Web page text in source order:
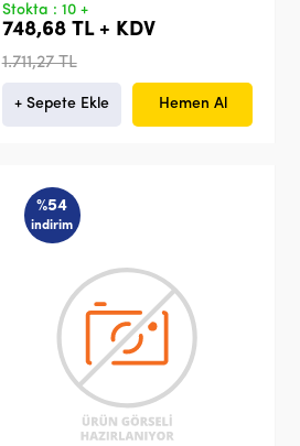
Stokta : 10 +
748,68 TL + KDV
1.711,27 TL
+ Sepete Ekle Hemen Al
%54
indirim